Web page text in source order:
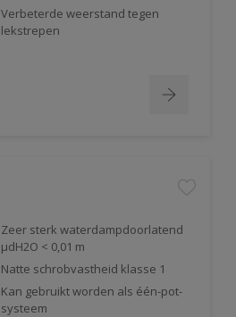
Verbeterde weerstand tegen
lekstrepen
Zeer sterk waterdampdoorlatend
µdH2O < 0,01 m
Natte schrobvastheid klasse 1
Kan gebruikt worden als één-pot-
systeem